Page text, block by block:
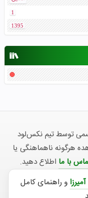
1
1395
توسط تیم نکس‌لود
هرگونه ناهماهنگی یا
با ما اطلاع دهید.
و راهنمای کامل